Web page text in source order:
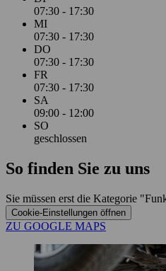
07:30 - 17:30
MI
07:30 - 17:30
DO
07:30 - 17:30
FR
07:30 - 17:30
SA
09:00 - 12:00
SO
geschlossen
So finden Sie zu uns
Sie müssen erst die Kategorie
Cookie‑Einstellungen öffnen
ZU GOOGLE MAPS